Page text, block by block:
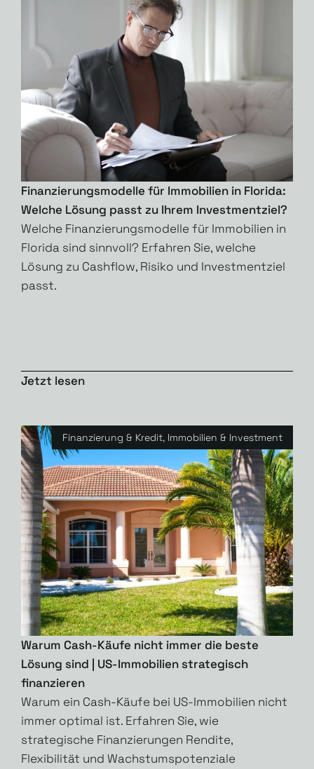
Finanzierungsmodelle für Immobilien in Florida:
Welche Lösung passt zu Ihrem Investmentziel?
Welche Finanzierungsmodelle für Immobilien in
Florida sind sinnvoll? Erfahren Sie, welche
Lösung zu Cashflow, Risiko und Investmentziel
passt.
Jetzt lesen
Finanzierung & Kredit, Immobilien & Investment
Warum Cash-Käufe nicht immer die beste
Lösung sind | US-Immobilien strategisch
finanzieren
Warum ein Cash-Käufe bei US-Immobilien nicht
immer optimal ist. Erfahren Sie, wie
strategische Finanzierungen Rendite,
Flexibilität und Wachstumspotenziale